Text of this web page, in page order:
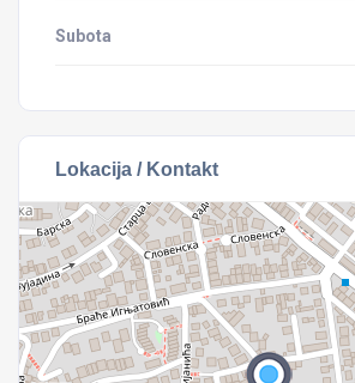
Subota
Lokacija / Kontakt